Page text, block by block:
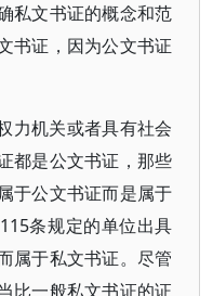
私文书证的概念和范
书证，因为公文书证
力机关或者具有社会
都是公文书证，那些
于公文书证而是属于
条规定的单位出具
属于私文书证。尽管
比一般私文书证的证